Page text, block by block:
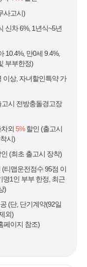
사고시)
신차 6%, 1년식~5년
10.4%, 만0세 9.4%,
부부한정)
이상, 자녀할인특약 가
시 전방충돌경고장
외 5%할인 (출고시
시)
(최초 출고시 장착)
티맵운전점수 95점 이
명1인 부부 한정, 최근
)
(단, 단기계약(92일
외)
페이지 참조)